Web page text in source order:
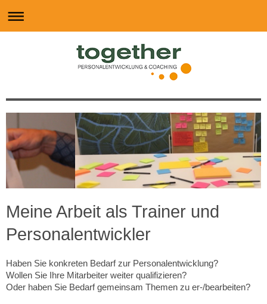
Meine Arbeit als Trainer und
Personalentwickler
Haben Sie konkreten Bedarf zur Personalentwicklung?
Wollen Sie Ihre Mitarbeiter weiter qualifizieren?
Oder haben Sie Bedarf gemeinsam Themen zu er-/bearbeiten?